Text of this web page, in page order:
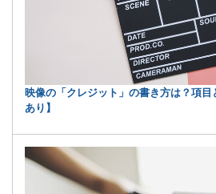
映像の「クレジット」の書き方は？項
あり】